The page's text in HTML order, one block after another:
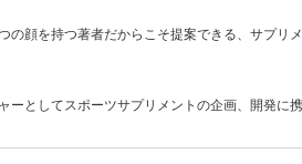
顔を持つ著者だからこそ提案できる、サプ
としてスポーツサプリメントの企画、開発